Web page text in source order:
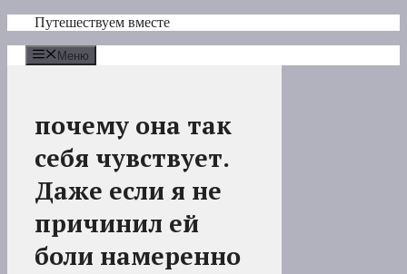
Перейти
содержимому
Путешествуем вместе
Меню
почему она так
себя чувствует.
Даже если я не
причинил ей
боли намеренно